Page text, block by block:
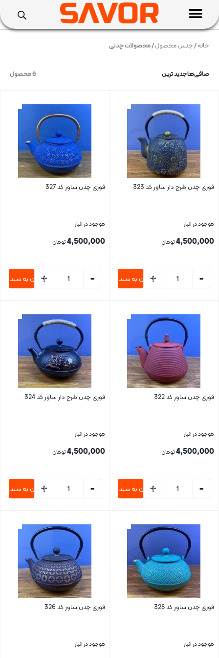
خانه/جنس محصول/ محصولات چدنی
6 محصول صافی‌هاجدید ترین
قوری چدن طرح دار ساور کد 323
موجود در انبار
4,500,000تومان
-
+
افزودن به سبد خرید
قوری چدن ساور کد 327
موجود در انبار
4,500,000تومان
-
+
افزودن به سبد
قوری چدن ساور کد 322
موجود در انبار
4,500,000تومان
-
+
افزودن به سبد خرید
قوری چدن طرح دار ساور کد 324
موجود در انبار
4,500,000تومان
-
+
افزودن به سبد
قوری چدن ساور کد 328
موجود در انبار
قوری چدن ساور کد 326
موجود در انبار